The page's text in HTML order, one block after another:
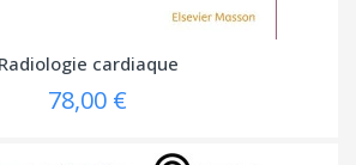
Radiologie cardiaque
78,00 €